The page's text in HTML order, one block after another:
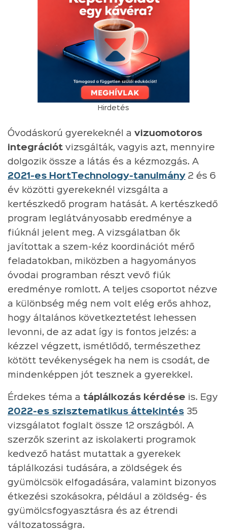
Hirdetés
Óvodáskorú gyerekeknél a vizuomotoros
integrációt vizsgálták, vagyis azt, mennyire
dolgozik össze a látás és a kézmozgás. A
2021-es HortTechnology-tanulmány 2 és 6
év közötti gyerekeknél vizsgálta a
kertészkedő program hatását. A kertészkedő
program leglátványosabb eredménye a
fiúknál jelent meg. A vizsgálatban ők
javítottak a szem-kéz koordinációt mérő
feladatokban, miközben a hagyományos
óvodai programban részt vevő fiúk
eredménye romlott. A teljes csoportot nézve
a különbség még nem volt elég erős ahhoz,
hogy általános következtetést lehessen
levonni, de az adat így is fontos jelzés: a
kézzel végzett, ismétlődő, természethez
kötött tevékenységek ha nem is csodát, de
mindenképpen jót tesznek a gyerekkel.
Érdekes téma a táplálkozás kérdése is. Egy
2022-es szisztematikus áttekintés 35
vizsgálatot foglalt össze 12 országból. A
szerzők szerint az iskolakerti programok
kedvező hatást mutattak a gyerekek
táplálkozási tudására, a zöldségek és
gyümölcsök elfogadására, valamint bizonyos
étkezési szokásokra, például a zöldség- és
gyümölcsfogyasztásra és az étrendi
változatosságra.